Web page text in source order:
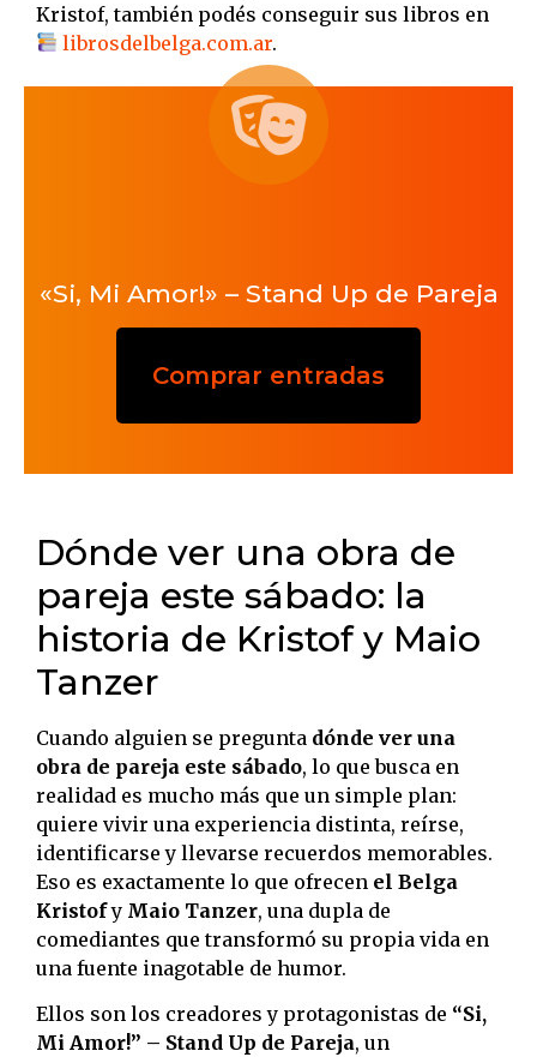
Kristof, también podés conseguir sus libros en
librosdelbelga.com.ar.
«Si, Mi Amor!» – Stand Up de Pareja
Comprar entradas
Dónde ver una obra de
pareja este sábado: la
historia de Kristof y Maio
Tanzer
Cuando alguien se pregunta dónde ver una
obra de pareja este sábado, lo que busca en
realidad es mucho más que un simple plan:
quiere vivir una experiencia distinta, reírse,
identificarse y llevarse recuerdos memorables.
Eso es exactamente lo que ofrecen el Belga
Kristofy Maio Tanzer, una dupla de
comediantes que transformó su propia vida en
una fuente inagotable de humor.
Ellos son los creadores y protagonistas de “Si,
Mi Amor!” – Stand Up de Pareja, un